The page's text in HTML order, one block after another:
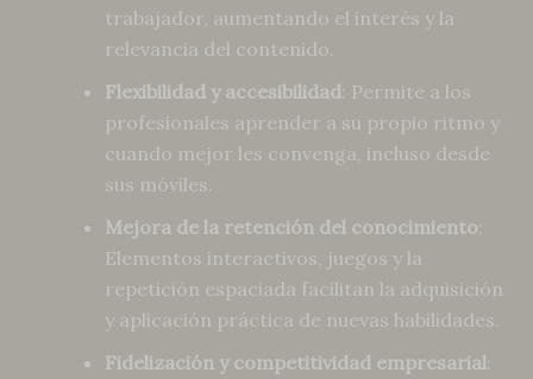
trabajador, aumentando el interés y la
relevancia del contenido.
Flexibilidad y accesibilidad: Permite a los
profesionales aprender a su propio ritmo y
cuando mejor les convenga, incluso desde
sus móviles.
Mejora de la retención del conocimiento:
Elementos interactivos, juegos y la
repetición espaciada facilitan la adquisición
y aplicación práctica de nuevas habilidades.
Fidelización y competitividad empresarial: